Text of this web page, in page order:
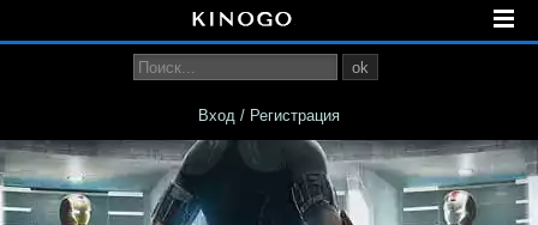
ok
Вход / Регистрация